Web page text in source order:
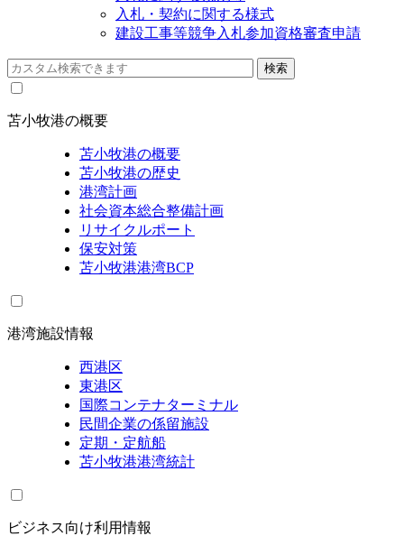
入札・契約に関する様式
建設工事等競争入札参加資格審査申請
苫小牧港の概要
苫小牧港の概要
苫小牧港の歴史
港湾計画
社会資本総合整備計画
リサイクルポート
保安対策
苫小牧港港湾BCP
港湾施設情報
西港区
東港区
国際コンテナターミナル
民間企業の係留施設
定期・定航船
苫小牧港港湾統計
ビジネス向け利用情報